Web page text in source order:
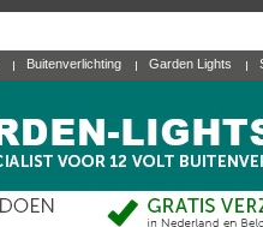
Buitenverlichting Garden Lights